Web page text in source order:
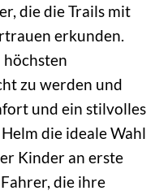
die die Trails mit
erkunden.
höchsten
zu werden und
und ein stilvolles
die ideale Wahl
Kinder an erste
die ihre